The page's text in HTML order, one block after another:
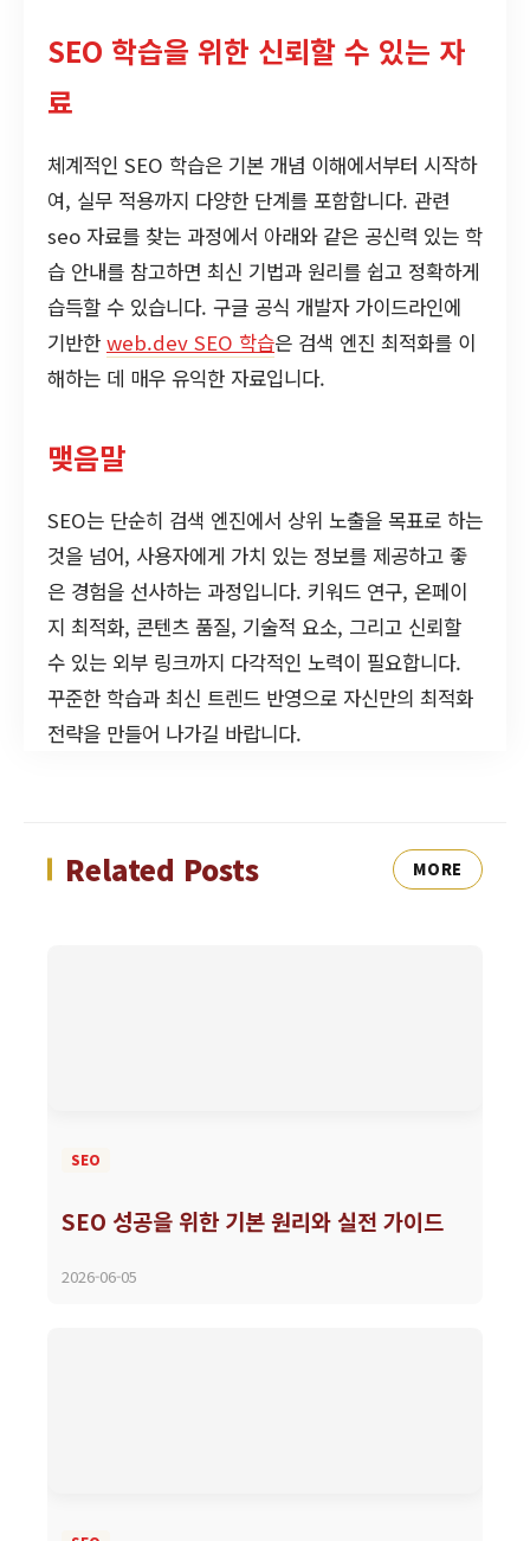
SEO 학습을 위한 신뢰할 수 있는 자
료
체계적인 SEO 학습은 기본 개념 이해에서부터 시작하
여, 실무 적용까지 다양한 단계를 포함합니다. 관련
seo 자료를 찾는 과정에서 아래와 같은 공신력 있는 학
습 안내를 참고하면 최신 기법과 원리를 쉽고 정확하게
습득할 수 있습니다. 구글 공식 개발자 가이드라인에
기반한 web.dev SEO 학습은 검색 엔진 최적화를 이
해하는 데 매우 유익한 자료입니다.
맺음말
SEO는 단순히 검색 엔진에서 상위 노출을 목표로 하는
것을 넘어, 사용자에게 가치 있는 정보를 제공하고 좋
은 경험을 선사하는 과정입니다. 키워드 연구, 온페이
지 최적화, 콘텐츠 품질, 기술적 요소, 그리고 신뢰할
수 있는 외부 링크까지 다각적인 노력이 필요합니다.
꾸준한 학습과 최신 트렌드 반영으로 자신만의 최적화
전략을 만들어 나가길 바랍니다.
Related Posts MORE
SEO
SEO 성공을 위한 기본 원리와 실전 가이드
2026-06-05